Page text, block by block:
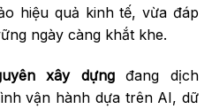
hiệu quả kinh tế, vừa đáp
ngày càng khắt khe.
xây dựngđang dịch
vận hành dựa trên AI, dữ